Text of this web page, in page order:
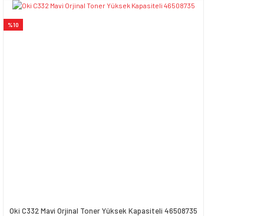
%10
Oki C332 Mavi Orjinal Toner Yüksek Kapasiteli 46508735